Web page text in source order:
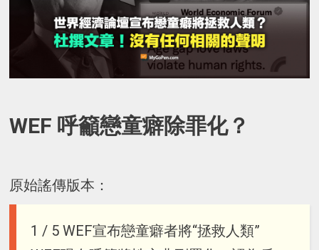
WEF 呼籲戀童癖除罪化？
原始謠傳版本：
1 / 5 WEF宣布戀童癖者將“拯救人類”